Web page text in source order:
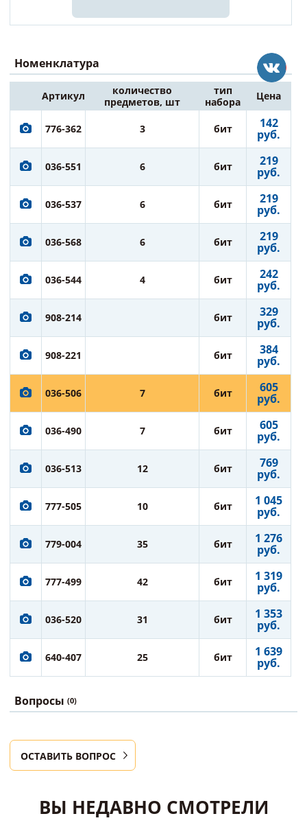
Номенклатура
Артикул
количество
предметов, шт
тип
набора
Цена
776-362 3 бит 142
руб.
036-551 6 бит 219
руб.
036-537 6 бит 219
руб.
036-568 6 бит 219
руб.
036-544 4 бит 242
руб.
908-214 бит 329
руб.
908-221 бит 384
руб.
036-506 7 бит 605
руб.
036-490 7 бит 605
руб.
036-513 12 бит 769
руб.
777-505 10 бит 1 045
руб.
779-004 35 бит 1 276
руб.
777-499 42 бит 1 319
руб.
036-520 31 бит 1 353
руб.
640-407 25 бит 1 639
руб.
Вопросы (0)
ОСТАВИТЬ ВОПРОС
ВЫ НЕДАВНО СМОТРЕЛИ